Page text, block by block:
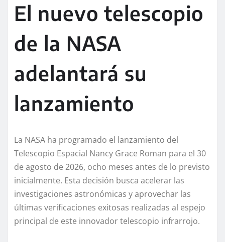
El nuevo telescopio
de la NASA
adelantará su
lanzamiento
La NASA ha programado el lanzamiento del
Telescopio Espacial Nancy Grace Roman para el 30
de agosto de 2026, ocho meses antes de lo previsto
inicialmente. Esta decisión busca acelerar las
investigaciones astronómicas y aprovechar las
últimas verificaciones exitosas realizadas al espejo
principal de este innovador telescopio infrarrojo.